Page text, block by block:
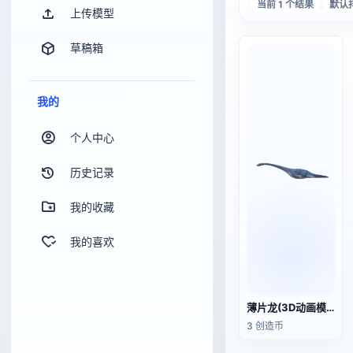
上传模型
草稿箱
我的
个人中心
历史记录
我的收藏
我的喜欢
当前 1 个结果 默认
薄片龙(3D动画模型)
3 创造币